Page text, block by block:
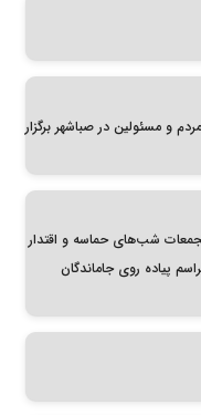
و مسئولین در صباشهر برگزار
شب‌های حماسه و اقتدار
پیاده روی جاماندگان